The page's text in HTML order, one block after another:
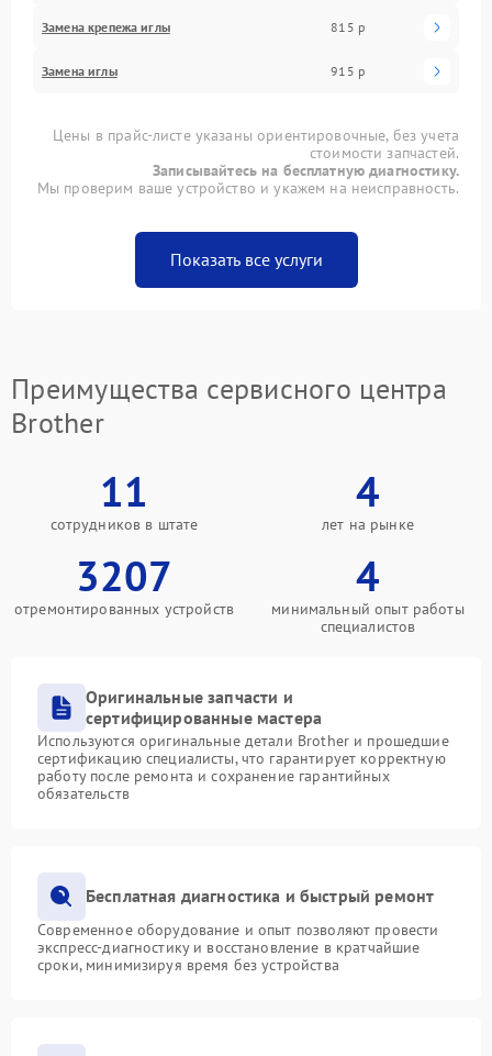
Замена крепежа иглы 815 р
Замена иглы 915 р
Цены в прайс-листе указаны ориентировочные, без учета
стоимости запчастей.
Записывайтесь на бесплатную диагностику.
Мы проверим ваше устройство и укажем на неисправность.
Показать все услуги
Преимущества сервисного центра
Brother
11
сотрудников в штате
4
лет на рынке
3207
отремонтированных устройств
4
минимальный опыт работы
специалистов
Оригинальные запчасти и
сертифицированные мастера
Используются оригинальные детали Brother и прошедшие
сертификацию специалисты, что гарантирует корректную
работу после ремонта и сохранение гарантийных
обязательств
Бесплатная диагностика и быстрый ремонт
Современное оборудование и опыт позволяют провести
экспресс-диагностику и восстановление в кратчайшие
сроки, минимизируя время без устройства